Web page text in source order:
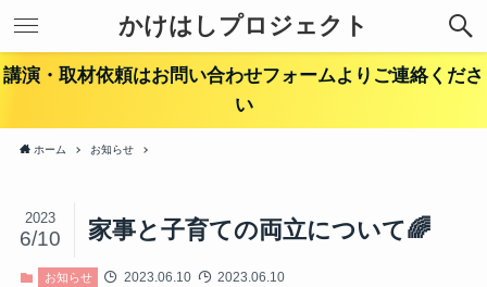
かけはしプロジェクト
講演・取材依頼はお問い合わせフォームよりご連絡くださ
い
ホーム お知らせ
家事と子育ての両立について🌈
2023
6/10
お知らせ 2023.06.10 2023.06.10